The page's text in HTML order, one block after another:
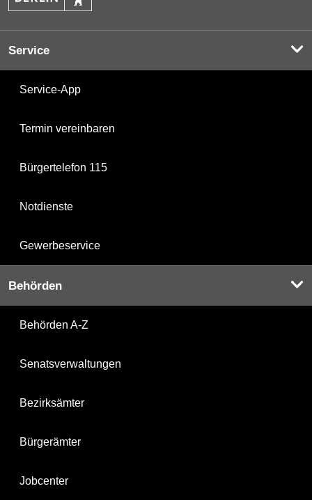
Service
Service-App
Termin vereinbaren
Bürgertelefon 115
Notdienste
Gewerbeservice
Behörden
Behörden A-Z
Senatsverwaltungen
Bezirksämter
Bürgerämter
Jobcenter